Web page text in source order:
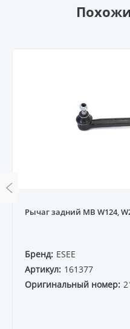
Рычаг задний MB W124,
Бренд: ESEE
Артикул: 161377
Оригинальный номер: